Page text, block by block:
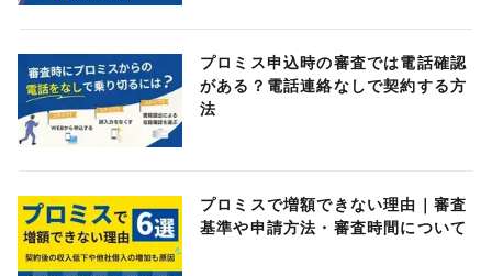
プロミス申込時の審査では電話確認
がある？電話連絡なしで契約する方
法
プロミスで増額できない理由｜審査
基準や申請方法・審査時間について